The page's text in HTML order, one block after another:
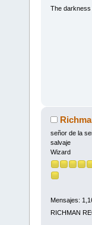
The darkness
señor de la
salvaje
Wizard
Mensajes:
RICHMAN